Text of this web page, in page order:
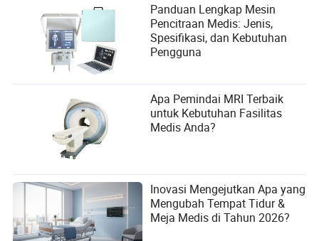
Panduan Lengkap Mesin
Pencitraan Medis: Jenis,
Spesifikasi, dan Kebutuhan
Pengguna
Apa Pemindai MRI Terbaik
untuk Kebutuhan Fasilitas
Medis Anda?
Inovasi Mengejutkan Apa yang
Mengubah Tempat Tidur &
Meja Medis di Tahun 2026?